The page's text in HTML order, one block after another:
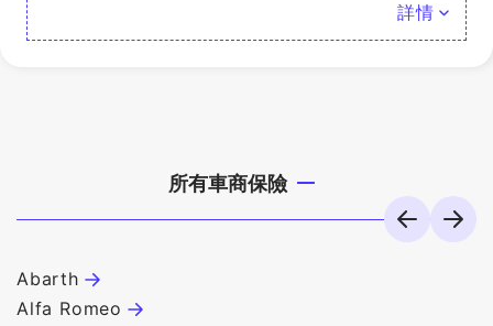
詳情
所有車商保險
Abarth
Alfa Romeo